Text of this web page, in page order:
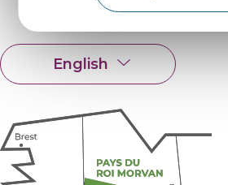
Espace pro
English
Français